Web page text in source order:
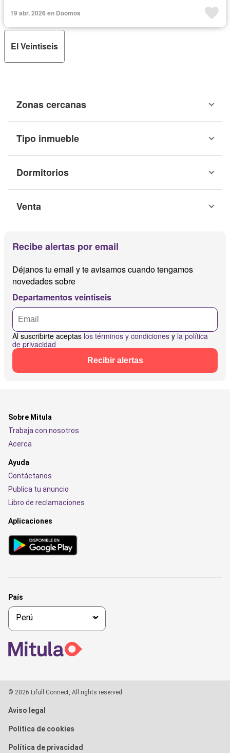
19 abr. 2026 en Doomos
El Veintiseis
Zonas cercanas
Tipo inmueble
Dormitorios
Venta
Recibe alertas por email
Déjanos tu email y te avisamos cuando tengamos
novedades sobre
Departamentos veintiseis
Al suscribirte aceptas los términos y condiciones y la política
de privacidad
Recibir alertas
Sobre Mitula
Trabaja con nosotros
Acerca
Ayuda
Contáctanos
Publica tu anuncio
Libro de reclamaciones
Aplicaciones
País
© 2026 Lifull Connect, All rights reserved
Aviso legal
Política de cookies
Política de privacidad